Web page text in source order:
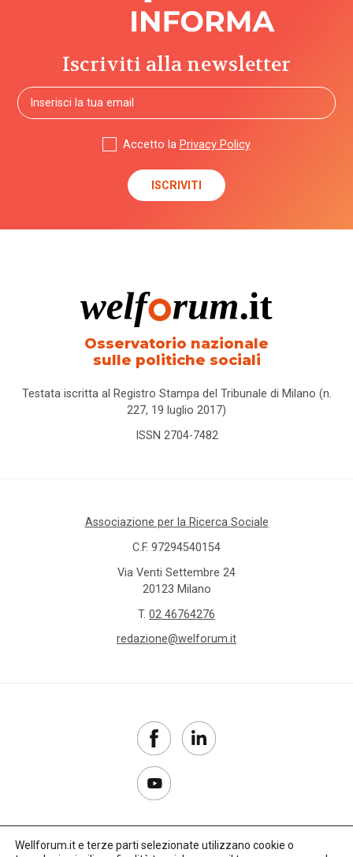
Iscriviti alla newsletter
Accetto la Privacy Policy
Osservatorio nazionale
sulle politiche sociali
Testata iscritta al Registro Stampa del Tribunale di Milano (n.
227, 19 luglio 2017)
ISSN 2704-7482
Associazione per la Ricerca Sociale
C.F. 97294540154
Via Venti Settembre 24
20123 Milano
T. 02 46764276
redazione@welforum.it
Wellforum.it e terze parti selezionate utilizzano cookie o